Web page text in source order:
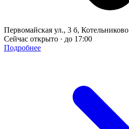
Первомайская ул., 3 б, Котельниково
Сейчас открыто · до 17:00
Подробнее